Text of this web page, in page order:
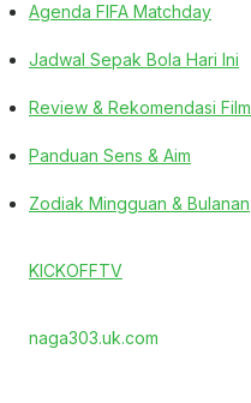
Agenda FIFA Matchday
Jadwal Sepak Bola Hari Ini
Review & Rekomendasi Film
Panduan Sens & Aim
Zodiak Mingguan & Bulanan
KICKOFFTV
naga303.uk.com